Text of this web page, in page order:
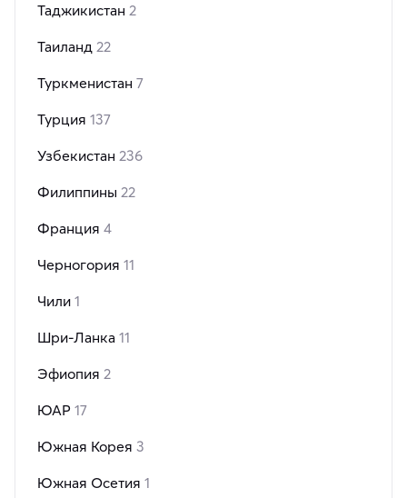
Таджикистан 2
Таиланд 22
Туркменистан 7
Турция 137
Узбекистан 236
Филиппины 22
Франция 4
Черногория 11
Чили 1
Шри-Ланка 11
Эфиопия 2
ЮАР 17
Южная Корея 3
Южная Осетия 1